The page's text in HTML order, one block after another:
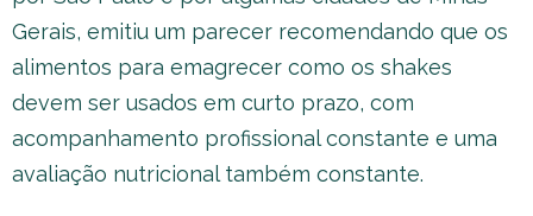
Gerais, emitiu um parecer recomendando que os
alimentos para emagrecer como os shakes
devem ser usados em curto prazo, com
acompanhamento profissional constante e uma
avaliação nutricional também constante.